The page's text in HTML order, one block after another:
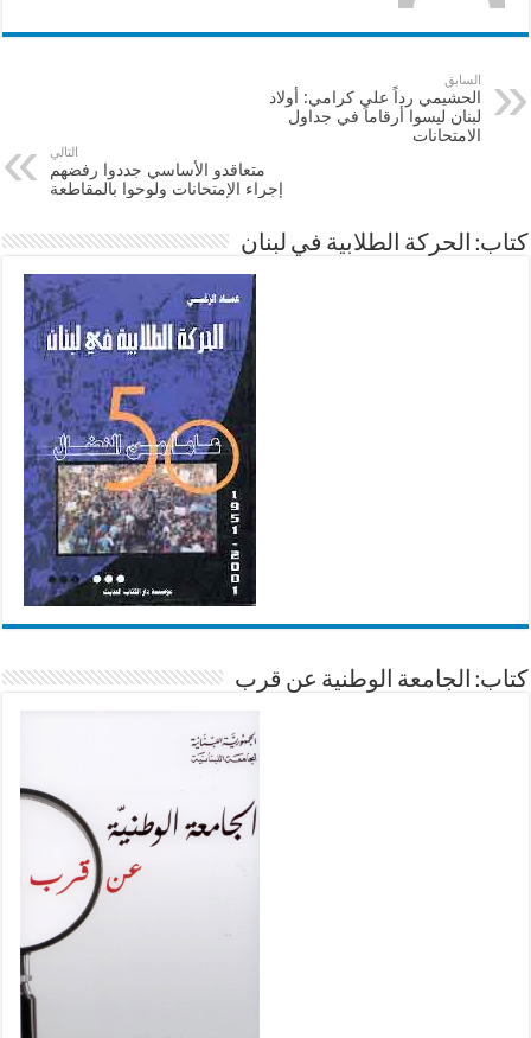
السابق
الحشيمي رداً على كرامي: أولاد
لبنان ليسوا أرقاماً في جداول
الامتحانات
التالي
متعاقدو الأساسي جددوا رفضهم
إجراء الإمتحانات ولوحوا بالمقاطعة
كتاب: الحركة الطلابية في لبنان
كتاب: الجامعة الوطنية عن قرب